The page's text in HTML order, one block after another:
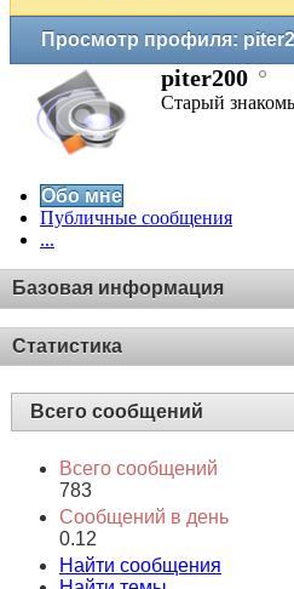
Просмотр профиля:
piter200
Старый
Обо мне
Публичные сообщения
...
Базовая информация
Статистика
Всего сообщений
Всего сообщений
783
Сообщений в день
0.12
Найти сообщения